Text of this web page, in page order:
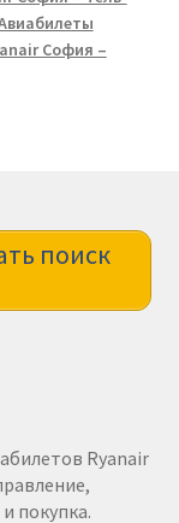
София –
поиск
Ryanair
покупка.